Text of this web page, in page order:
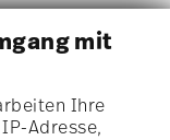
mit
Ihre
Adresse,